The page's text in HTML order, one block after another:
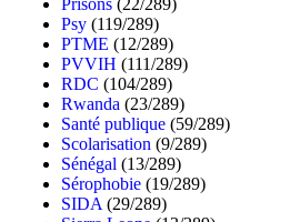
Prisons (22/289)
Psy (119/289)
PTME (12/289)
PVVIH (111/289)
RDC (104/289)
Rwanda (23/289)
Santé publique (59/289)
Scolarisation (9/289)
Sénégal (13/289)
Sérophobie (19/289)
SIDA (29/289)